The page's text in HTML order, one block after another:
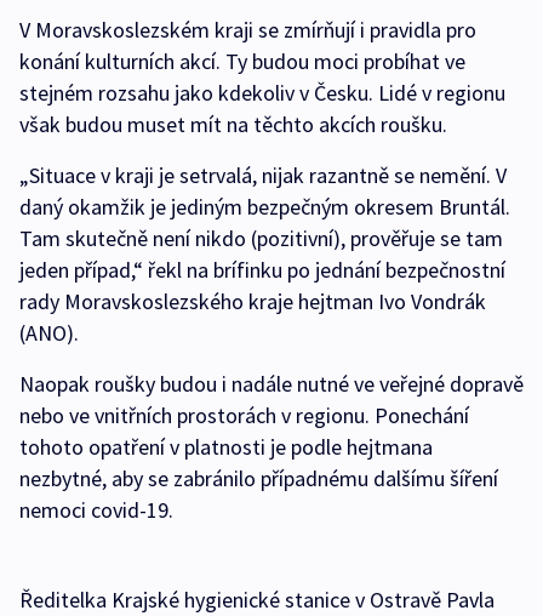
V Moravskoslezském kraji se zmírňují i pravidla pro
konání kulturních akcí. Ty budou moci probíhat ve
stejném rozsahu jako kdekoliv v Česku. Lidé v regionu
však budou muset mít na těchto akcích roušku.
„Situace v kraji je setrvalá, nijak razantně se nemění. V
daný okamžik je jediným bezpečným okresem Bruntál.
Tam skutečně není nikdo (pozitivní), prověřuje se tam
jeden případ,“ řekl na brífinku po jednání bezpečnostní
rady Moravskoslezského kraje hejtman Ivo Vondrák
(ANO).
Naopak roušky budou i nadále nutné ve veřejné dopravě
nebo ve vnitřních prostorách v regionu. Ponechání
tohoto opatření v platnosti je podle hejtmana
nezbytné, aby se zabránilo případnému dalšímu šíření
nemoci covid-19.
Ředitelka Krajské hygienické stanice v Ostravě Pavla